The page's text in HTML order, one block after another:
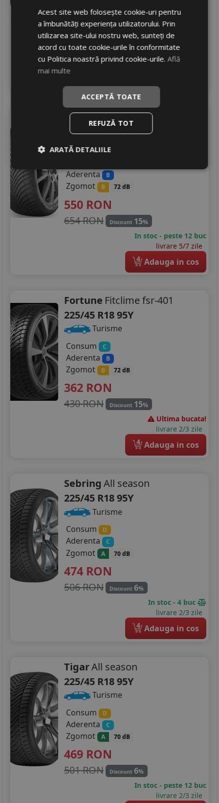
907RON
1105 RON Discount17%
Ultima bucata!
livrare 24/48 ore
Stoc magazin
KumhoHa32+
225/45 R18 95W DOT 25
Turisme
Aderenta B
Zgomot B 72 dB
550 RON
654 RON Discount 15%
In stoc - peste 12 buc
livrare 5/7 zile
4 Adauga in cos
Fortune Fitclime fsr-401
225/45 R18 95Y
Turisme
Consum
C
Aderenta B
Zgomot B 72 dB
362 RON
430 RON Discount 15%
Ultima bucata!
livrare 2/3 zile
4 Adauga in cos
Sebring All season
225/45 R18 95Y
Turisme
Consum
D
Aderenta C
Zgomot A 70 dB
474 RON
506 RON Discount 6%
In stoc - 4 buc
livrare 2/3 zile
4 Adauga in cos
TigarAll season
225/45 R18 95Y
Turisme
Consum
D
Aderenta C
Zgomot A 70 dB
469 RON
501 RON Discount 6%
In stoc - peste 12 buc
livrare 2/3 zile
Acest site web folosește cookie-uri pentru
a îmbunătăți experiența utilizatorului. Prin
utilizarea site-ului nostru web, sunteți de
acord cu toate cookie-urile în conformitate
cu Politica noastră privind cookie-urile.Află
mai multe
ACCEPTĂ TOATE
REFUZĂ TOT
ARATĂ DETALIILE